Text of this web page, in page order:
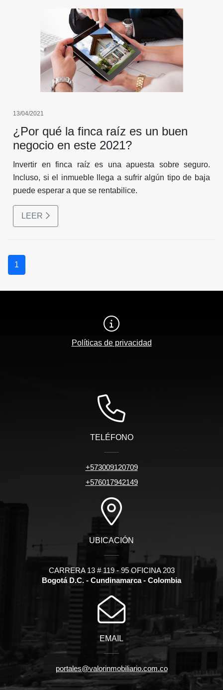
13/04/2021
¿Por qué la finca raíz es un buen
negocio en este 2021?
Invertir en finca raíz es una apuesta sobre seguro.
Incluso, si el inmueble llega a sufrir algún tipo de baja
puede esperar a que se rentabilice.
LEER
1
Políticas de privacidad
TELÉFONO
+573009120709
+576017942149
UBICACIÓN
CARRERA 13 # 119 - 95 OFICINA 203
Bogotá D.C. - Cundinamarca - Colombia
EMAIL
portales@valorinmobiliario.com.co